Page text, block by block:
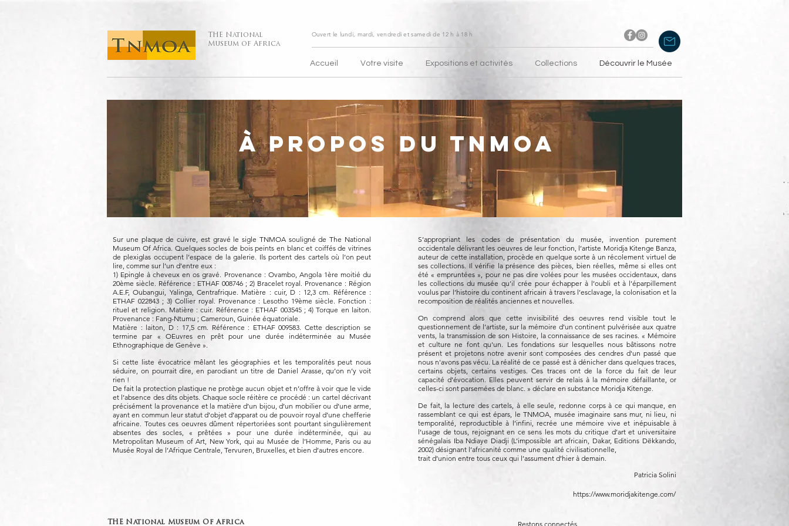
THE National
Museum of Africa
Accueil Votre visite Expositions et activités Collections Découvrir le Musée
Ouvert le lundi, mardi, vendredi et samedi de 12 h à 18 h
À propos du TNMOA
Sur une plaque de cuivre, est gravé le sigle TNMOA souligné de The National
Museum Of Africa. Quelques socles de bois peints en blanc et coiffés de vitrines
de plexiglas occupent l’espace de la galerie. Ils portent des cartels où l’on peut
lire, comme sur l’un d’entre eux :
1) Epingle à cheveux en os gravé. Provenance : Ovambo, Angola 1ère moitié du
20ème siècle. Référence : ETHAF 008746 ; 2) Bracelet royal. Provenance : Région
A.E.F, Oubangui, Yalinga, Centrafrique. Matière : cuir, D : 12,3 cm. Référence :
ETHAF 022843 ; 3) Collier royal. Provenance : Lesotho 19ème siècle. Fonction :
rituel et religion. Matière : cuir. Référence : ETHAF 003545 ; 4) Torque en laiton.
Provenance : Fang-Ntumu ; Cameroun, Guinée équatoriale.
Matière : laiton, D : 17,5 cm. Référence : ETHAF 009583. Cette description se
termine par « OEuvres en prêt pour une durée indéterminée au Musée
Ethnographique de Genève ».
Si cette liste évocatrice mêlant les géographies et les temporalités peut nous
séduire, on pourrait dire, en parodiant un titre de Daniel Arasse, qu’on n’y voit
rien !
De fait la protection plastique ne protège aucun objet et n’offre à voir que le vide
et l’absence des dits objets. Chaque socle réitère ce procédé : un cartel décrivant
précisément la provenance et la matière d’un bijou, d’un mobilier ou d’une arme,
ayant en commun leur statut d’objet d’apparat ou de pouvoir royal d’une chefferie
africaine. Toutes ces oeuvres dûment répertoriées sont pourtant singulièrement
absentes des socles, « prêtées » pour une durée indéterminée, qui au
Metropolitan Museum of Art, New York, qui au Musée de l’Homme, Paris ou au
Musée Royal de l’Afrique Centrale, Tervuren, Bruxelles, et bien d’autres encore.
S’appropriant les codes de présentation du musée, invention purement
occidentale délivrant les oeuvres de leur fonction, l’artiste Moridja Kitenge Banza,
auteur de cette installation, procède en quelque sorte à un récolement virtuel de
ses collections. Il vérifie la présence des pièces, bien réelles, même si elles ont
été « empruntées », pour ne pas dire volées pour les musées occidentaux, dans
les collections du musée qu’il crée pour échapper à l’oubli et à l’éparpillement
voulus par l’histoire du continent africain à travers l’esclavage, la colonisation et la
recomposition de réalités anciennes et nouvelles.
On comprend alors que cette invisibilité des oeuvres rend visible tout le
questionnement de l’artiste, sur la mémoire d’un continent pulvérisée aux quatre
vents, la transmission de son Histoire, la connaissance de ses racines. « Mémoire
et culture ne font qu'un. Les fondations sur lesquelles nous bâtissons notre
présent et projetons notre avenir sont composées des cendres d'un passé que
nous n'avons pas vécu. La réalité de ce passé est à dénicher dans quelques traces,
certains objets, certains vestiges. Ces traces ont de la force du fait de leur
capacité d’évocation. Elles peuvent servir de relais à la mémoire défaillante, or
celles-ci sont parsemées de blanc. » déclare en substance Moridja Kitenge.
De fait, la lecture des cartels, à elle seule, redonne corps à ce qui manque, en
rassemblant ce qui est épars, le TNMOA, musée imaginaire sans mur, ni lieu, ni
temporalité, reproductible à l’infini, recrée une mémoire vive et inépuisable à
l’usage de tous, rejoignant en ce sens les mots du critique d’art et universitaire
sénégalais Iba Ndiaye Diadji (L’impossible art africain, Dakar, Editions Dëkkando,
2002) désignant l’africanité comme une qualité civilisationnelle,
trait d’union entre tous ceux qui l’assument d’hier à demain.
Patricia Solini
https://www.moridjakitenge.com/
THE National Museum Of Africa Restons connectés